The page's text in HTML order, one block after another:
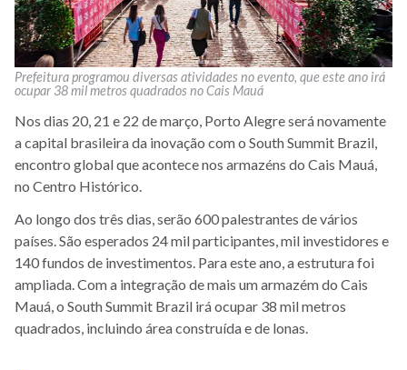
Prefeitura programou diversas atividades no evento, que este ano irá
ocupar 38 mil metros quadrados no Cais Mauá
Nos dias 20, 21 e 22 de março, Porto Alegre será novamente
a capital brasileira da inovação com o South Summit Brazil,
encontro global que acontece nos armazéns do Cais Mauá,
no Centro Histórico.
Ao longo dos três dias, serão 600 palestrantes de vários
países. São esperados 24 mil participantes, mil investidores e
140 fundos de investimentos. Para este ano, a estrutura foi
ampliada. Com a integração de mais um armazém do Cais
Mauá, o South Summit Brazil irá ocupar 38 mil metros
quadrados, incluindo área construída e de lonas.